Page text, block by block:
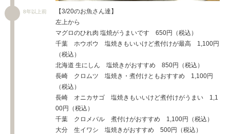
8年以上前
【3/20のお魚さん達】
左上から
マグロのひれ肉 塩焼がうまいです 650円（税込）
千葉 ホウボウ 塩焼きもいいけど煮付けが最高 1,100円
（税込）
北海道 生にしん 塩焼きがおすすめ 850円（税込）
長崎 クロムツ 塩焼き・煮付けともおすすめ 1,100円
（税込）
長崎 オニカサゴ 塩焼きもいいけど煮付けがうまい 1,1
00円（税込）
千葉 クロメバル 煮付けがおすすめ 1,100円（税込）
大分 生イワシ 塩焼きがおすすめ 500円（税込）